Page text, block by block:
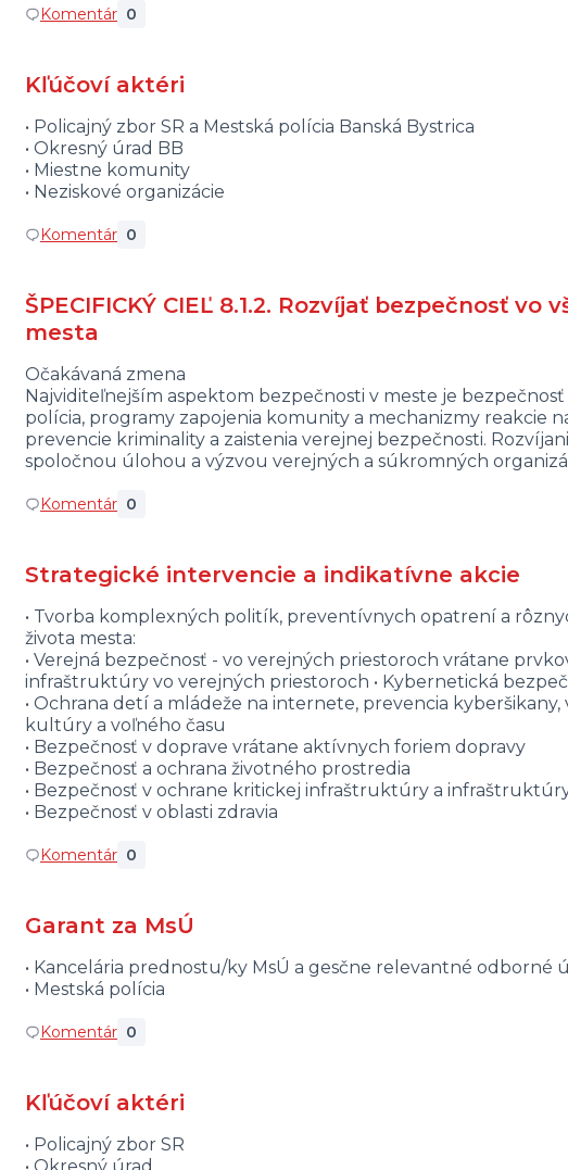
Komentár 0
Kľúčoví aktéri
• Policajný zbor SR a Mestská polícia Banská Bystrica
• Okresný úrad BB
• Miestne komunity
• Neziskové organizácie
Komentár 0
ŠPECIFICKÝ CIEĽ 8.1.2. Rozvíjať bezpečnosť
mesta
Očakávaná zmena
Najviditeľnejším aspektom bezpečnosti v meste je
polícia, programy zapojenia komunity a mechanizmy reakcie
prevencie kriminality a zaistenia verejnej bezpečnosti.
spoločnou úlohou a výzvou verejných a súkromných
Komentár 0
Strategické intervencie a indikatívne akcie
• Tvorba komplexných politík, preventívnych opatrení a
života mesta:
• Verejná bezpečnosť - vo verejných priestoroch vrátane
infraštruktúry vo verejných priestoroch • Kybernetická
• Ochrana detí a mládeže na internete, prevencia
kultúry a voľného času
• Bezpečnosť v doprave vrátane aktívnych foriem dopravy
• Bezpečnosť a ochrana životného prostredia
• Bezpečnosť v ochrane kritickej infraštruktúry a
• Bezpečnosť v oblasti zdravia
Komentár 0
Garant za MsÚ
• Kancelária prednostu/ky MsÚ a gesčne relevantné odborné
• Mestská polícia
Komentár 0
Kľúčoví aktéri
• Policajný zbor SR